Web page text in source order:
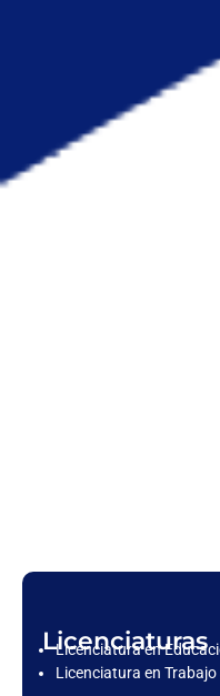
Licenciaturas
Licenciatura en
Licenciatura en Trabajo